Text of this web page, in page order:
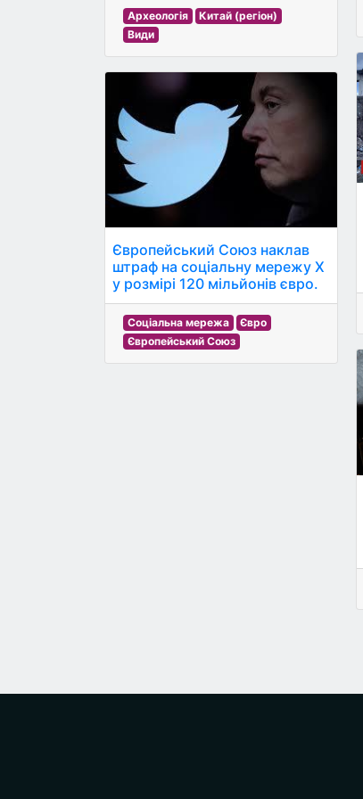
Археологія
Китай (регіон)
Види
Європейський Союз наклав
штраф на соціальну мережу X
у розмірі 120 мільйонів євро.
Соціальна мережа
Євро
Європейський Союз